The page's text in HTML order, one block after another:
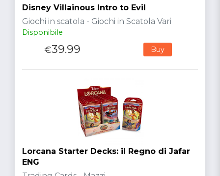
Disney Villainous Intro to Evil
Giochi in scatola - Giochi in Scatola Vari
Disponibile
€39.99 Buy
Lorcana Starter Decks: il Regno di Jafar
ENG